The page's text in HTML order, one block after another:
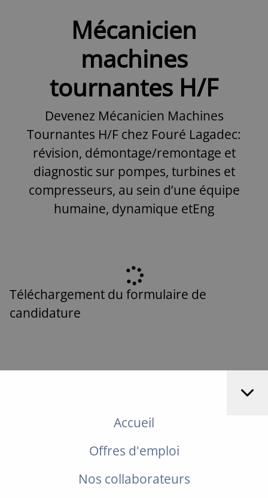
Mécanicien
machines
tournantes H/F
Devenez Mécanicien Machines
Tournantes H/F chez Fouré Lagadec:
révision, démontage/remontage et
diagnostic sur pompes, turbines et
compresseurs, au sein d’une équipe
humaine, dynamique etEng
Téléchargement du formulaire de
candidature
Accueil
Offres d'emploi
Nos collaborateurs